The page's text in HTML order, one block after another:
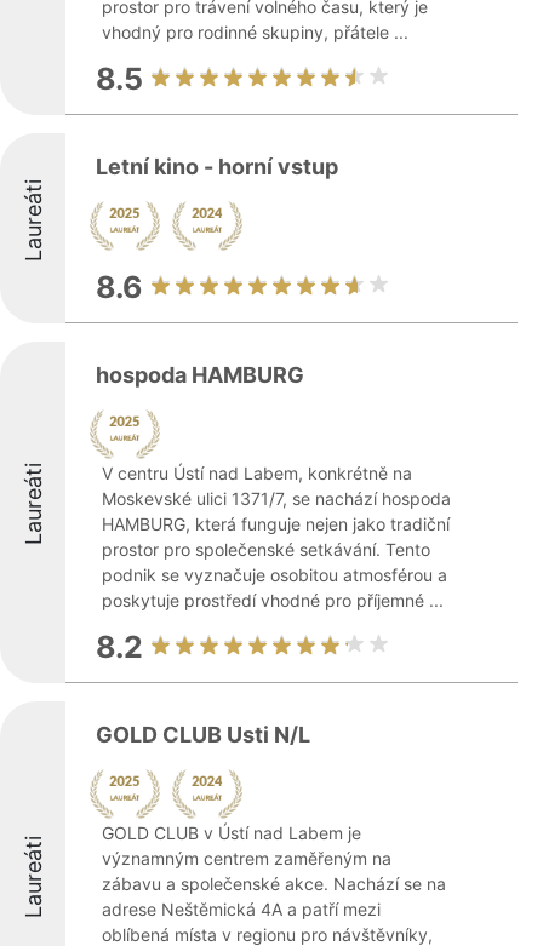
prostor pro trávení volného času, který je
vhodný pro rodinné skupiny, přátele ...
8.5
Laureáti
Letní kino - horní vstup
8.6
Laureáti
hospoda HAMBURG
V centru Ústí nad Labem, konkrétně na
Moskevské ulici 1371/7, se nachází hospoda
HAMBURG, která funguje nejen jako tradiční
prostor pro společenské setkávání. Tento
podnik se vyznačuje osobitou atmosférou a
poskytuje prostředí vhodné pro příjemné ...
8.2
Laureáti
GOLD CLUB Usti N/L
GOLD CLUB v Ústí nad Labem je
významným centrem zaměřeným na
zábavu a společenské akce. Nachází se na
adrese Neštěmická 4A a patří mezi
oblíbená místa v regionu pro návštěvníky,